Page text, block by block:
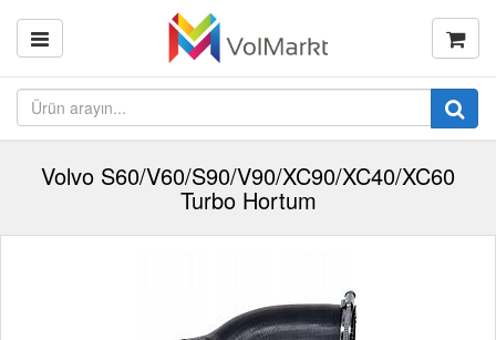
Volvo S60/V60/S90/V90/XC90/XC40/XC60
Turbo Hortum